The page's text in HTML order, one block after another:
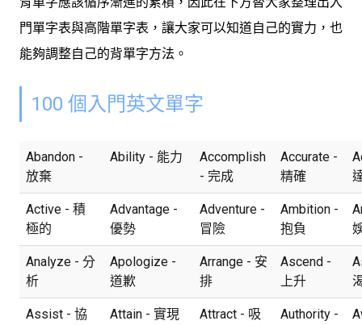
門單字表與高階單字表，讓大家可以知道自己的實力，也
能夠調整自己的背單字方法。
100 個入門英文單字
Abandon -
放棄
Ability - 能力
Accomplish
- 完成
Accurate -
精確
Active - 積
極的
Advantage -
優勢
Adventure -
冒險
Ambition -
抱負
Analyze - 分
析
Apologize -
道歉
Arrange - 安
排
Ascend -
上升
Assist - 協
Attain - 實現
Attract - 吸
Authority -